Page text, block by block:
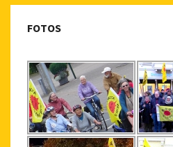
FOTOS